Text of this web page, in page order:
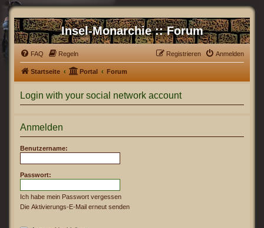
Insel-Monarchie :: Forum
FAQ Regeln Anmelden
Registrieren
Startseite Portal Forum
Login with your social network account
Anmelden
Benutzername:
Passwort:
Ich habe mein Passwort vergessen
Die Aktivierungs-E-Mail erneut senden